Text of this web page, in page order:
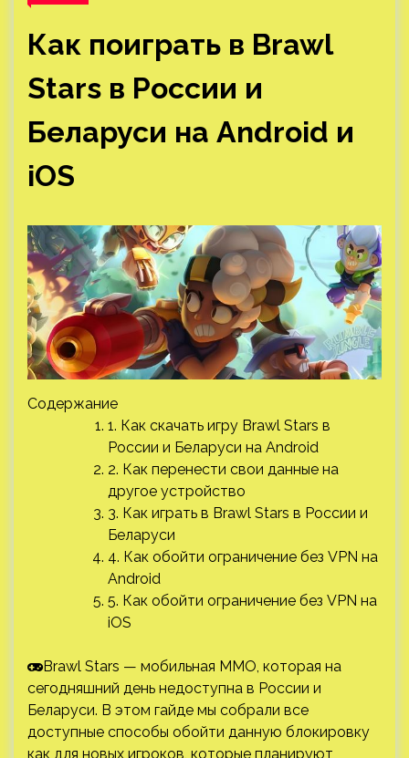
Как поиграть в Brawl
Stars в России и
Беларуси на Android и
iOS
Содержание
1. Как скачать игру Brawl Stars в
России и Беларуси на Android
2. Как перенести свои данные на
другое устройство
3. Как играть в Brawl Stars в России и
Беларуси
4. Как обойти ограничение без VPN на
Android
5. Как обойти ограничение без VPN на
iOS
Brawl Stars — мобильная ММО, которая на
сегодняшний день недоступна в России и
Беларуси. В этом гайде мы собрали все
доступные способы обойти данную блокировку
как для новых игроков, которые планируют